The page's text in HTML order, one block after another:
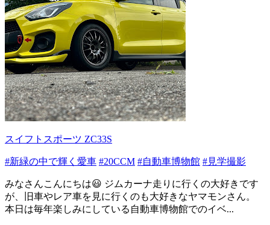
スイフトスポーツ ZC33S
#新緑の中で輝く愛車 #20CCM #自動車博物館 #見学撮影
みなさんこんにちは😃 ジムカーナ走りに行くの大好きです
が、旧車やレア車を見に行くのも大好きなヤマモンさん。
本日は毎年楽しみにしている自動車博物館でのイベ...